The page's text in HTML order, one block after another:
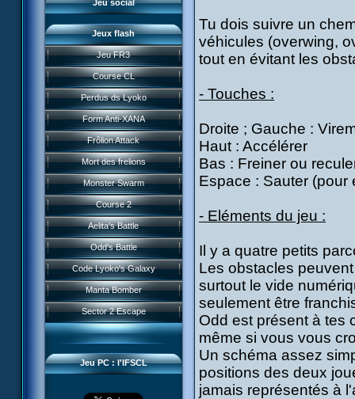
Jeu social
Jeux flash
Jeu FR3
Course CL
Perdus ds Lyoko
Form Anti-XANA
Frôlion Attack
Mort des frelions
Monster Swarm
Course 2
Aelita's Battle
Odd's Battle
Code Lyoko's Galaxy
Manta Bomber
Sector 2 Escape
Jeu PC : l'IFSCL
Présentation
News IFSCL
Le créateur
Médias
Questions fréquentes
Téléchargements
Réseau IFSCL
Tu dois suivre un
véhicules (overwing,
tout en évitant les
- Touches :
Droite ; Gauche :
Haut : Accélérer
Bas : Freiner ou
Espace : Sauter (pour
- Eléments du jeu :
Il y a quatre petits
Les obstacles
surtout le vide
seulement être
Odd est présent à tes
même si vous vous
Un schéma assez
positions des deux
jamais représentés à